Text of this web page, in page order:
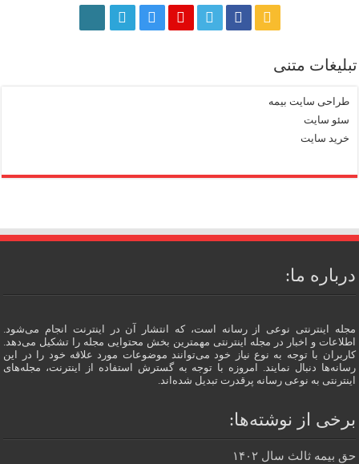
تبلیغات متنی
طراحی سایت بیمه
سئو سایت
خرید سایت
درباره ما:
مجله اینترنتی نوعی از رسانه است، که انتشار آن در اینترنت انجام می‌شود.
اطلاعات و اخبار در مجله اینترنتی مهمترین بخش محتوایی مجله را تشکیل می‌دهد.
کاربران با توجه به نوع نیاز خود می‌توانند موضوعات مورد علاقه خود را در این
رسانه‌ها دنبال نمایند. امروزه با توجه به گسترش استفاده از اینترنت، مجله‌های
اینترنتی به نوعی رسانه پرقدرت تبدیل شده‌اند.
برخی از نوشته‌ها:
حق بیمه ثالث سال ۱۴۰۲